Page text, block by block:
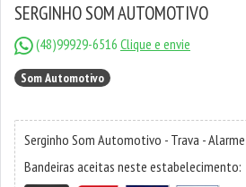
SERGINHO SOM AUTOMOTIVO
(48)99929-6516 Clique e envie
Som Automotivo
Serginho Som Automotivo - Trava -
Bandeiras aceitas neste estabelecimento: